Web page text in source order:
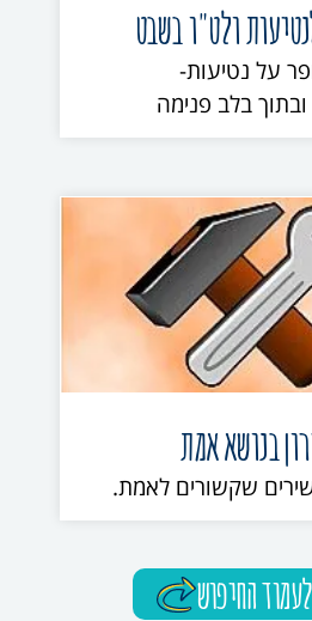
ולט"ו בשבט
על נטיעות-
בלב פנימה
בנושא אמת
שקשורים לאמת.
החיפוש